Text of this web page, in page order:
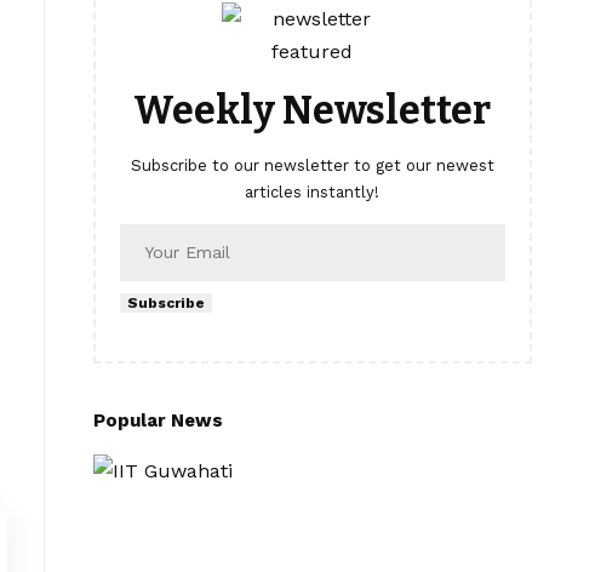
Weekly Newsletter
Subscribe to our newsletter to get our newest
articles instantly!
Subscribe
Popular News